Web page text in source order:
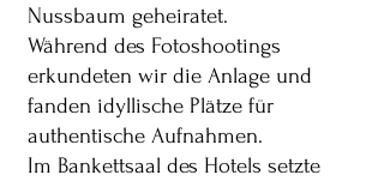
Nussbaum geheiratet.
Während des Fotoshootings
erkundeten wir die Anlage und
fanden idyllische Plätze für
authentische Aufnahmen.
Im Bankettsaal des Hotels setzte